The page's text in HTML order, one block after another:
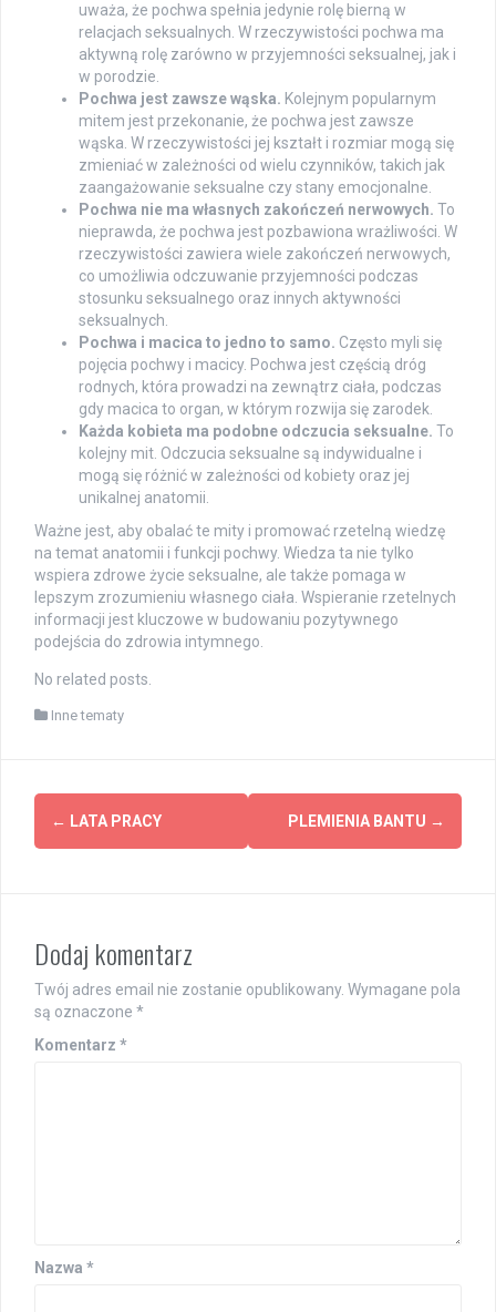
uważa, że pochwa spełnia jedynie rolę bierną w
relacjach seksualnych. W rzeczywistości pochwa ma
aktywną rolę zarówno w przyjemności seksualnej, jak i
w porodzie.
Pochwa jest zawsze wąska. Kolejnym popularnym
mitem jest przekonanie, że pochwa jest zawsze
wąska. W rzeczywistości jej kształt i rozmiar mogą się
zmieniać w zależności od wielu czynników, takich jak
zaangażowanie seksualne czy stany emocjonalne.
Pochwa nie ma własnych zakończeń nerwowych. To
nieprawda, że pochwa jest pozbawiona wrażliwości. W
rzeczywistości zawiera wiele zakończeń nerwowych,
co umożliwia odczuwanie przyjemności podczas
stosunku seksualnego oraz innych aktywności
seksualnych.
Pochwa i macica to jedno to samo. Często myli się
pojęcia pochwy i macicy. Pochwa jest częścią dróg
rodnych, która prowadzi na zewnątrz ciała, podczas
gdy macica to organ, w którym rozwija się zarodek.
Każda kobieta ma podobne odczucia seksualne. To
kolejny mit. Odczucia seksualne są indywidualne i
mogą się różnić w zależności od kobiety oraz jej
unikalnej anatomii.
Ważne jest, aby obalać te mity i promować rzetelną wiedzę
na temat anatomii i funkcji pochwy. Wiedza ta nie tylko
wspiera zdrowe życie seksualne, ale także pomaga w
lepszym zrozumieniu własnego ciała. Wspieranie rzetelnych
informacji jest kluczowe w budowaniu pozytywnego
podejścia do zdrowia intymnego.
No related posts.
Inne tematy
Post
navigation
← LATA PRACY PLEMIENIA BANTU →
Dodaj komentarz
Twój adres email nie zostanie opublikowany. Wymagane pola
są oznaczone *
Komentarz *
Nazwa *